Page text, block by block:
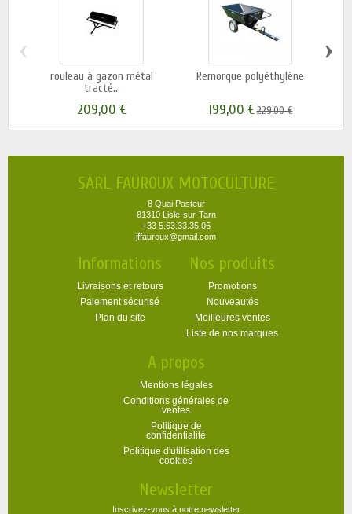
rouleau à gazon métal
tracté...
209,00 €
Remorque polyéthylène
199,00 €229,00 €
‹ ›
SARL FAUROUX MOTOCULTURE
8 Quai Pasteur
81310 Lisle-sur-Tarn
+33 5.63.33.35.06
jffauroux@gmail.com
Informations
Livraisons et retours
Paiement sécurisé
Plan du site
Nos produits
Promotions
Nouveautés
Meilleures ventes
Liste de nos marques
A propos
Mentions légales
Conditions générales de
ventes
Politique de
confidentialité
Politique d'utilisation des
cookies
Newsletter
Inscrivez-vous à notre newsletter